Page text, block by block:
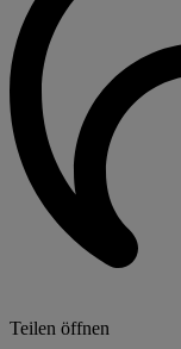
Teilen öffnen